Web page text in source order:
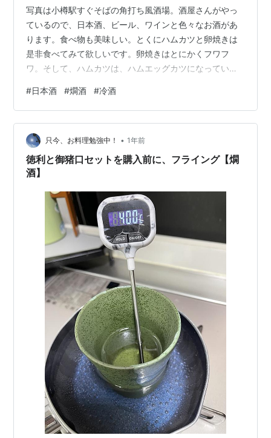
写真は小樽駅すぐそばの角打ち風酒場。酒屋さんがやっ
ているので、日本酒、ビール、ワインと色々なお酒があ
ります。食べ物も美味しい。とくにハムカツと卵焼きは
是非食べてみて欲しいです。卵焼きはとにかくフワフ
ワ。そして、ハムカツは、ハムエッグカツになっていて
る美味しさです。注文方法はちょっと変わっているけど
（メニューに注文方法が書かれています）そのぶんサク
飲みしやすいですよ。 さて、さて、自分にご褒美という
言葉、あなたはどんなことに使いますか？お買い物？エ
ステ？マッサージ？私はもちろん「お酒」です。何かし
ら頑張ったときの、自分にご褒美ときたら、一人飲み
#日本酒 #燗酒 #冷酒
只今、お料理勉強中！ • 1年前
徳利と御猪口セットを購入前に、フライング【燗
酒】